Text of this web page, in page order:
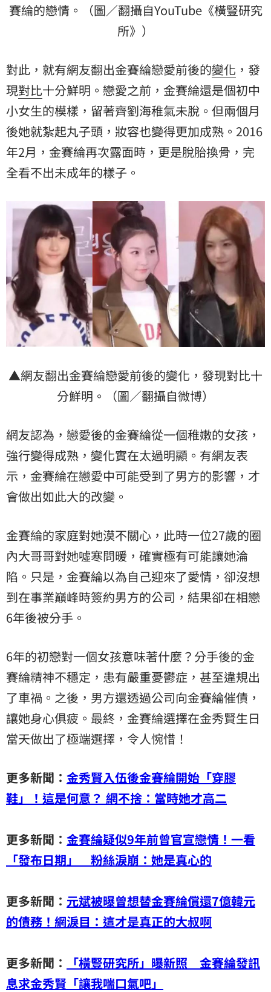
賽綸的戀情。（圖／翻攝自YouTube《橫豎研究
所》）
對此，就有網友翻出金賽綸戀愛前後的變化 ，發
現對比十分鮮明。戀愛之前，金賽綸還是個初中
小女生的模樣，留著齊劉海稚氣未脫。但兩個月
後她就紮起丸子頭，妝容也變得更加成熟。2016
年2月，金賽綸再次露面時，更是脫胎換骨，完
全看不出未成年的樣子。
▲網友翻出金賽綸戀愛前後的變化，發現對比十
分鮮明。（圖／翻攝自微博）
網友認為，戀愛後的金賽綸從一個稚嫩的女孩，
強行變得成熟，變化實在太過明顯。有網友表
示，金賽綸在戀愛中可能受到了男方的影響，才
會做出如此大的改變。
金賽綸的家庭對她漠不關心，此時一位27歲的圈
內大哥哥對她噓寒問暖，確實極有可能讓她淪
陷。只是，金賽綸以為自己迎來了愛情，卻沒想
到在事業巔峰時簽約男方的公司，結果卻在相戀
6年後被分手。
6年的初戀對一個女孩意味著什麼？分手後的金
賽綸精神不穩定，患有嚴重憂鬱症，甚至違規出
了車禍。之後，男方還透過公司向金賽綸催債，
讓她身心俱疲。最終，金賽綸選擇在金秀賢生日
當天做出了極端選擇，令人惋惜！
更多新聞： 金秀賢入伍後金賽綸開始「穿膠
鞋」！這是何意？ 網不捨：當時她才高二
更多新聞： 金賽綸疑似9年前曾官宣戀情！一看
「發布日期」 粉絲淚崩：她是真心的
更多新聞： 元斌被曝曾想替金賽綸償還7億韓元
的債務！網淚目：這才是真正的大叔啊
更多新聞：
「橫豎研究所」曝新照 金賽綸發訊
息求金秀賢「讓我喘口氣吧」